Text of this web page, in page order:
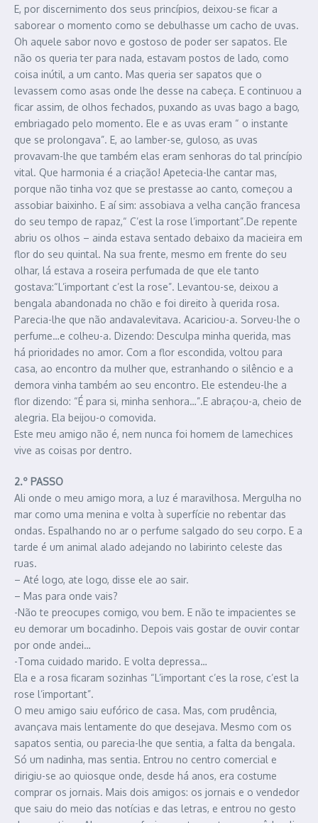
E, por discernimento dos seus princípios, deixou-se ficar a
saborear o momento como se debulhasse um cacho de uvas.
Oh aquele sabor novo e gostoso de poder ser sapatos. Ele
não os queria ter para nada, estavam postos de lado, como
coisa inútil, a um canto. Mas queria ser sapatos que o
levassem como asas onde lhe desse na cabeça. E continuou a
ficar assim, de olhos fechados, puxando as uvas bago a bago,
embriagado pelo momento. Ele e as uvas eram “ o instante
que se prolongava”. E, ao lamber-se, guloso, as uvas
provavam-lhe que também elas eram senhoras do tal princípio
vital. Que harmonia é a criação! Apetecia-lhe cantar mas,
porque não tinha voz que se prestasse ao canto, começou a
assobiar baixinho. E aí sim: assobiava a velha canção francesa
do seu tempo de rapaz,“ C’est la rose l’important”.De repente
abriu os olhos – ainda estava sentado debaixo da macieira em
flor do seu quintal. Na sua frente, mesmo em frente do seu
olhar, lá estava a roseira perfumada de que ele tanto
gostava:“L’important c’est la rose”. Levantou-se, deixou a
bengala abandonada no chão e foi direito à querida rosa.
Parecia-lhe que não andavalevitava. Acariciou-a. Sorveu-lhe o
perfume…e colheu-a. Dizendo: Desculpa minha querida, mas
há prioridades no amor. Com a flor escondida, voltou para
casa, ao encontro da mulher que, estranhando o silêncio e a
demora vinha também ao seu encontro. Ele estendeu-lhe a
flor dizendo: “É para si, minha senhora…”.E abraçou-a, cheio de
alegria. Ela beijou-o comovida.
Este meu amigo não é, nem nunca foi homem de lamechices
vive as coisas por dentro.
2.º PASSO
Ali onde o meu amigo mora, a luz é maravilhosa. Mergulha no
mar como uma menina e volta à superfície no rebentar das
ondas. Espalhando no ar o perfume salgado do seu corpo. E a
tarde é um animal alado adejando no labirinto celeste das
ruas.
– Até logo, ate logo, disse ele ao sair.
– Mas para onde vais?
-Não te preocupes comigo, vou bem. E não te impacientes se
eu demorar um bocadinho. Depois vais gostar de ouvir contar
por onde andei…
-Toma cuidado marido. E volta depressa…
Ela e a rosa ficaram sozinhas “L’important c’es la rose, c’est la
rose l’important”.
O meu amigo saiu eufórico de casa. Mas, com prudência,
avançava mais lentamente do que desejava. Mesmo com os
sapatos sentia, ou parecia-lhe que sentia, a falta da bengala.
Só um nadinha, mas sentia. Entrou no centro comercial e
dirigiu-se ao quiosque onde, desde há anos, era costume
comprar os jornais. Mais dois amigos: os jornais e o vendedor
que saiu do meio das notícias e das letras, e entrou no gesto